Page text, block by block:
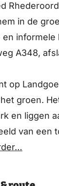
in de
en informele
A348,
op
groen.
en liggen
van een